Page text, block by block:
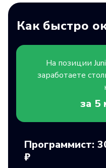
Как быстро
На позиции
заработаете
за 5
Программист:
₽